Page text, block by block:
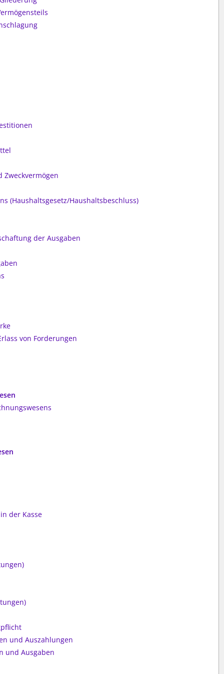
(Haushaltsgesetz/Haushaltsbeschluss)
der Ausgaben
von Forderungen
der Kasse
und Auszahlungen
und Ausgaben